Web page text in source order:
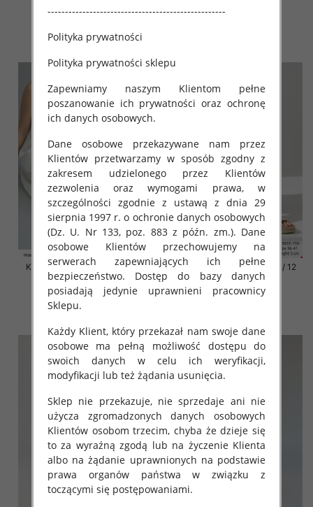
szczegóły
Klapki damskie Roz 36-42 / 12
par
41.00 zł
szczegóły
Klapki damskie Roz 36-42 / 12
par
41.00 zł
---------------------------------------------------
Polityka prywatności
Polityka prywatności sklepu
Zapewniamy naszym Klientom pełne
poszanowanie ich prywatności oraz ochronę
ich danych osobowych.
Dane osobowe przekazywane nam przez
Klientów przetwarzamy w sposób zgodny z
zakresem udzielonego przez Klientów
zezwolenia oraz wymogami prawa, w
szczególności zgodnie z ustawą z dnia 29
sierpnia 1997 r. o ochronie danych osobowych
(Dz. U. Nr 133, poz. 883 z późn. zm.). Dane
osobowe Klientów przechowujemy na
serwerach zapewniających ich pełne
bezpieczeństwo. Dostęp do bazy danych
posiadają jedynie uprawnieni pracownicy
Sklepu.
Każdy Klient, który przekazał nam swoje dane
osobowe ma pełną możliwość dostępu do
swoich danych w celu ich weryfikacji,
modyfikacji lub też żądania usunięcia.
Sklep nie przekazuje, nie sprzedaje ani nie
użycza zgromadzonych danych osobowych
Klientów osobom trzecim, chyba że dzieje się
to za wyraźną zgodą lub na życzenie Klienta
albo na żądanie uprawnionych na podstawie
prawa organów państwa w związku z
toczącymi się postępowaniami.